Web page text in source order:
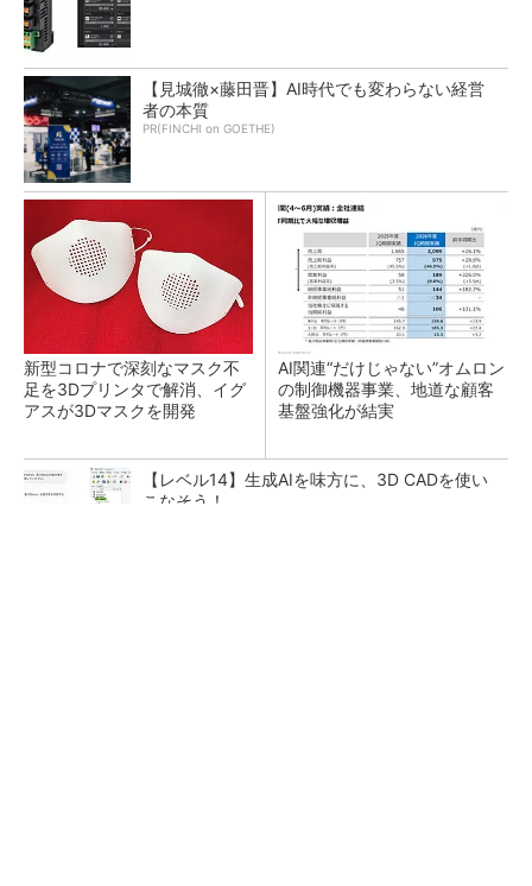
【見城徹×藤田晋】AI時代でも変わらない経営
者の本質
PR(FINCHI on GOETHE)
新型コロナで深刻なマスク不
足を3Dプリンタで解消、イグ
アスが3Dマスクを開発
AI関連“だけじゃない”オムロン
の制御機器事業、地道な顧客
基盤強化が結実
【レベル14】生成AIを味方に、3D CADを使い
こなそう！